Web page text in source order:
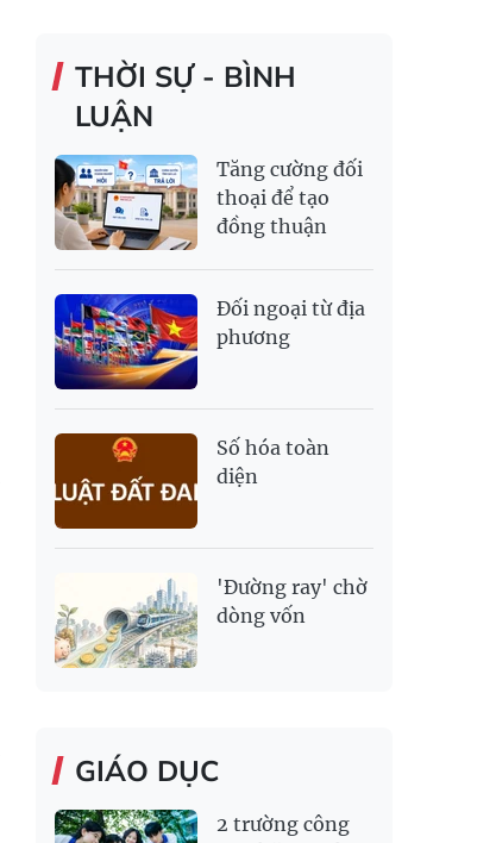
THỜI SỰ - BÌNH
LUẬN
Tăng cường đối
thoại để tạo
đồng thuận
Đối ngoại từ địa
phương
Số hóa toàn
diện
'Đường ray' chờ
dòng vốn
GIÁO DỤC
2 trường công